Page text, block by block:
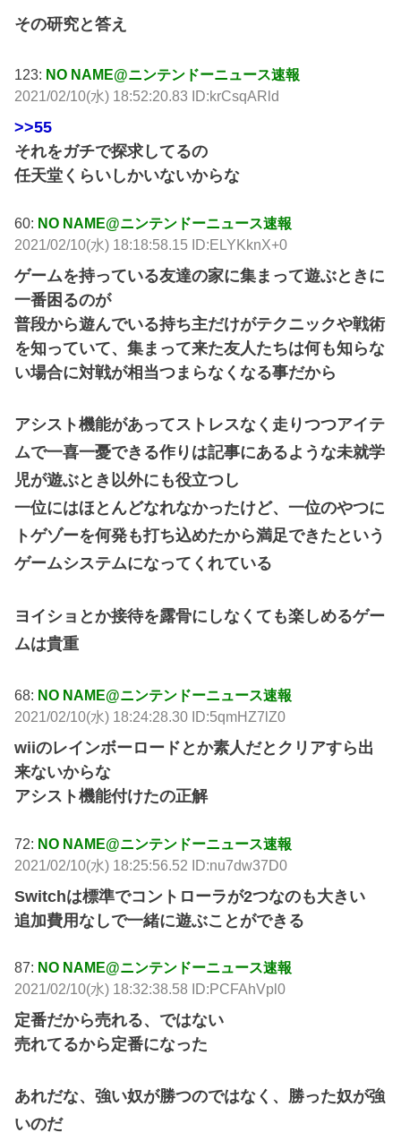
その研究と答え
123: NO NAME@ニンテンドーニュース速報
2021/02/10(水) 18:52:20.83 ID:krCsqARld
>>55
それをガチで探求してるの
任天堂くらいしかいないからな
60: NO NAME@ニンテンドーニュース速報
2021/02/10(水) 18:18:58.15 ID:ELYKknX+0
ゲームを持っている友達の家に集まって遊ぶときに
一番困るのが
普段から遊んでいる持ち主だけがテクニックや戦術
を知っていて、集まって来た友人たちは何も知らな
い場合に対戦が相当つまらなくなる事だから
アシスト機能があってストレスなく走りつつアイテ
ムで一喜一憂できる作りは記事にあるような未就学
児が遊ぶとき以外にも役立つし
一位にはほとんどなれなかったけど、一位のやつに
トゲゾーを何発も打ち込めたから満足できたという
ゲームシステムになってくれている
ヨイショとか接待を露骨にしなくても楽しめるゲー
ムは貴重
68: NO NAME@ニンテンドーニュース速報
2021/02/10(水) 18:24:28.30 ID:5qmHZ7lZ0
wiiのレインボーロードとか素人だとクリアすら出
来ないからな
アシスト機能付けたの正解
72: NO NAME@ニンテンドーニュース速報
2021/02/10(水) 18:25:56.52 ID:nu7dw37D0
Switchは標準でコントローラが2つなのも大きい
追加費用なしで一緒に遊ぶことができる
87: NO NAME@ニンテンドーニュース速報
2021/02/10(水) 18:32:38.58 ID:PCFAhVpl0
定番だから売れる、ではない
売れてるから定番になった
あれだな、強い奴が勝つのではなく、勝った奴が強
いのだ